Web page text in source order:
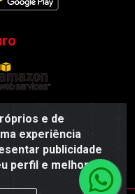
e de
experiência
publicidade
perfil e melhorar a
104, S/N, Centro -
35.419.548/0001-55